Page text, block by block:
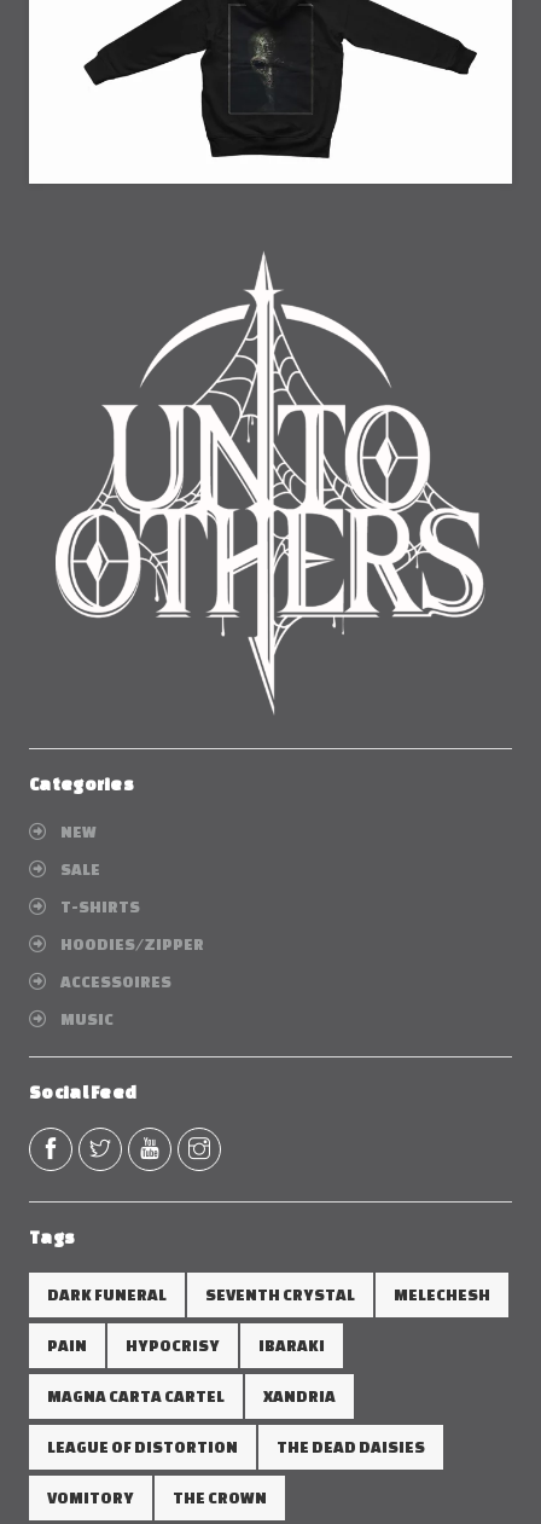
Categories
NEW
SALE
T-SHIRTS
HOODIES/ZIPPER
ACCESSOIRES
MUSIC
Social Feed
Tags
DARK FUNERAL SEVENTH CRYSTAL MELECHESH
PAIN HYPOCRISY IBARAKI
MAGNA CARTA CARTEL XANDRIA
LEAGUE OF DISTORTION THE DEAD DAISIES
VOMITORY THE CROWN